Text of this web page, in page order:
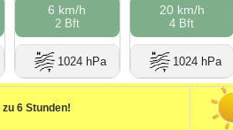
6 km/h
2 Bft
1024 hPa
20 km/h
4 Bft
1024 hPa
6 Stunden!